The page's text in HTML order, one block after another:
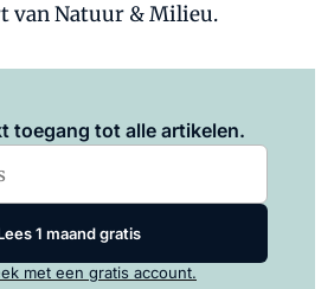
van Natuur & Milieu.
toegang tot alle artikelen.
1 maand gratis
met een gratis account.